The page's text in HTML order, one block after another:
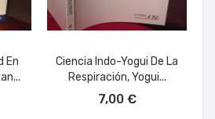
En
Ciencia Indo-Yogui De La
Respiración, Yogui...
7,00 €